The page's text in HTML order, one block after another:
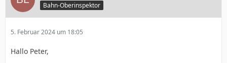
Bahn-Oberinspektor
5. Februar 2024 um 18:05
Hallo Peter,